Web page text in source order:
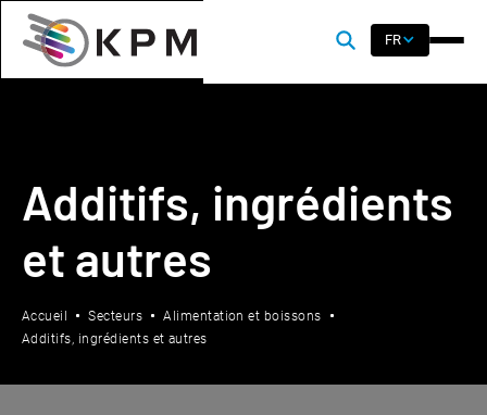
FR
Additifs, ingrédients
et autres
Accueil Secteurs
Alimentation et boissons
Additifs, ingrédients et autres